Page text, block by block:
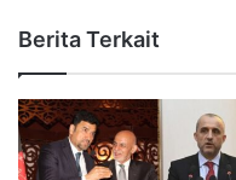
Berita Terkait